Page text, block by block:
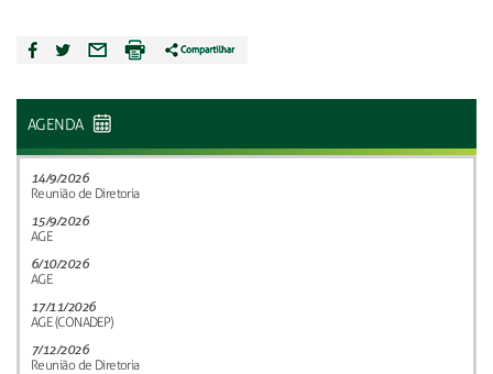
AGENDA
14/9/2026
Reunião de Diretoria
15/9/2026
AGE
6/10/2026
AGE
17/11/2026
AGE (CONADEP)
7/12/2026
Reunião de Diretoria